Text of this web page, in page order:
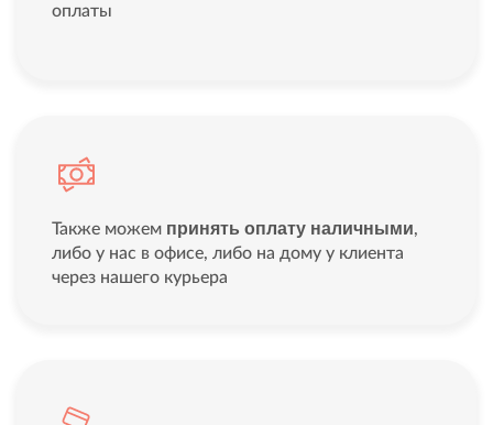
оплаты
Также можем принять оплату наличными,
либо у нас в офисе, либо на дому у клиента
через нашего курьера